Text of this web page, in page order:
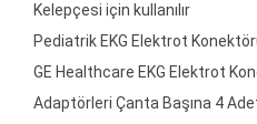
Kelepçesi için kullanılır
Pediatrik EKG Elektrot
GE Healthcare EKG Elektrot
Adaptörleri Çanta Başına 4